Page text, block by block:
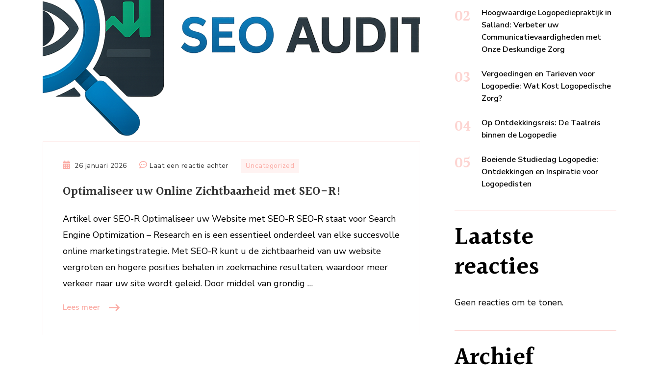
26 januari 2026 Laat een reactie achterop
uw
Zichtbaarheid
R!
Uncategorized
Optimaliseer uw Online Zichtbaarheid met SEO-R!
Artikel over SEO-R Optimaliseer uw Website met SEO-R SEO-R staat voor Search
Engine Optimization – Research en is een essentieel onderdeel van elke succesvolle
online marketingstrategie. Met SEO-R kunt u de zichtbaarheid van uw website
vergroten en hogere posities behalen in zoekmachine resultaten, waardoor meer
verkeer naar uw site wordt geleid. Door middel van grondig …
Lees meer
Hoogwaardige Logopediepraktijk in
Salland: Verbeter uw
Communicatievaardigheden met
Onze Deskundige Zorg
Vergoedingen en Tarieven voor
Logopedie: Wat Kost Logopedische
Zorg?
Op Ontdekkingsreis: De Taalreis
binnen de Logopedie
Boeiende Studiedag Logopedie:
Ontdekkingen en Inspiratie voor
Logopedisten
Laatste
reacties
Geen reacties om te tonen.
Archief